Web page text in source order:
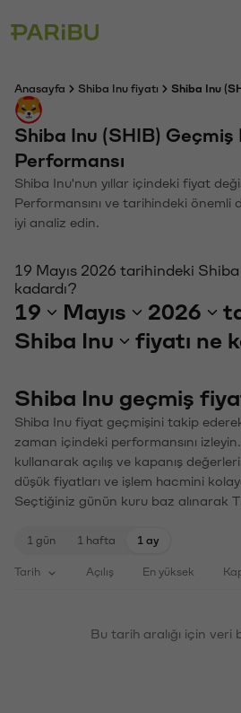
Anasayfa Shiba Inu fiyatı Shiba Inu
Shiba Inu (SHIB) Geçmiş
Performansı
Shiba Inu'nun yıllar içindeki fiyat
Performansını ve tarihindeki önemli
iyi analiz edin.
19 Mayıs 2026 tarihindeki
kadardı?
19 Mayıs 2026
Shiba Inu
fiyatı ne
Shiba Inu geçmiş
Shiba Inu fiyat geçmişini takip
zaman içindeki performansını
kullanarak açılış ve kapanış
düşük fiyatları ve işlem hacmini
Seçtiğiniz günün kuru baz alınarak
1 gün 1 hafta 1 ay
Tarih Açılış En yüksek
Bu tarih aralığı için veri